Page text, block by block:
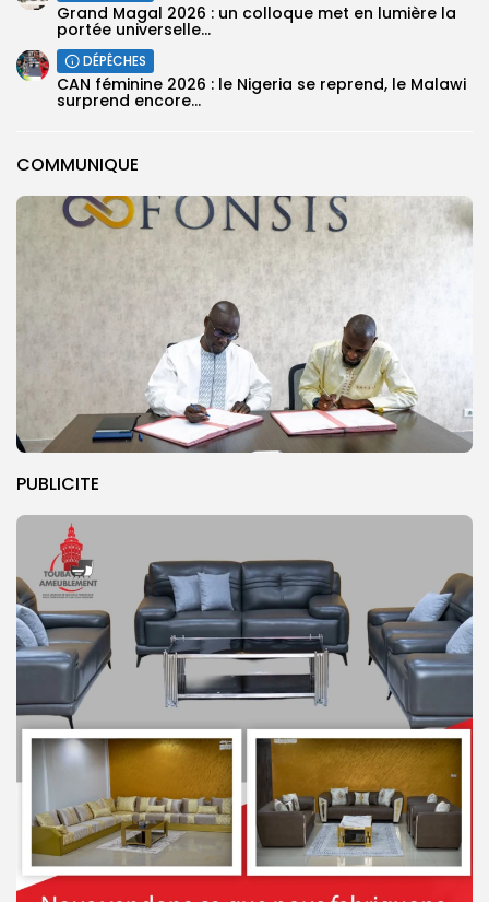
COMMUNIQUE
PUBLICITE
Grand Magal 2026 : un colloque met en lumière la
portée universelle...
DÉPÊCHES
‎CAN féminine 2026 : le Nigeria se reprend, le Malawi
surprend encore...